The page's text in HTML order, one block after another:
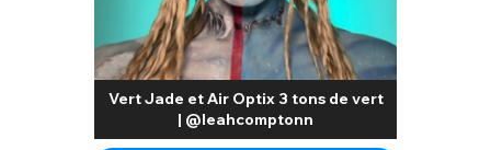
Vert Jade et Air Optix 3 tons de vert
| @leahcomptonn